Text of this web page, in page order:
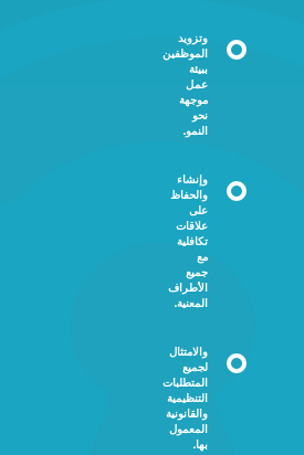
وتزويد
الموظفين
ببيئة
عمل
موجهة
نحو
النمو.
وإنشاء
والحفاظ
على
علاقات
تكافلية
مع
جميع
الأطراف
المعنية.
والامتثال
لجميع
المتطلبات
التنظيمية
والقانونية
المعمول
بها.